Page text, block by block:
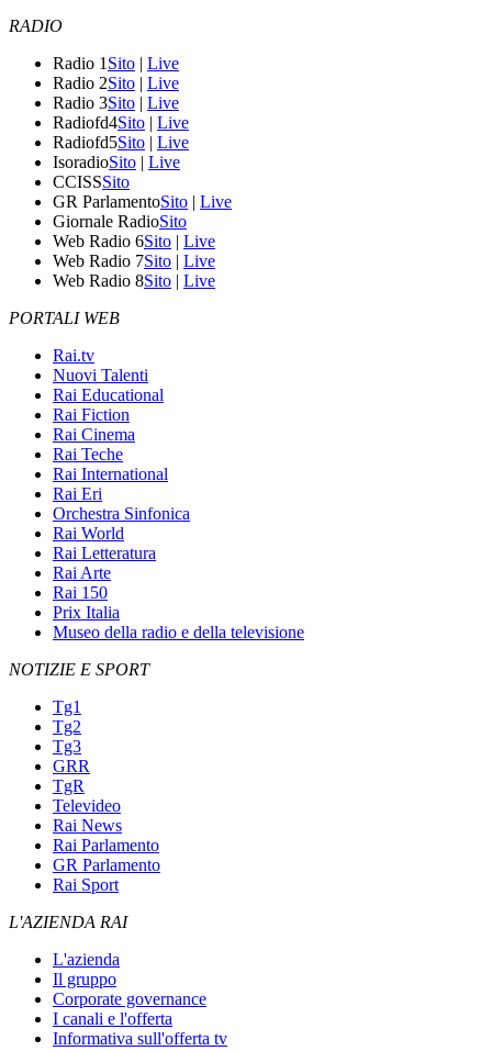
RADIO
Radio 1 Sito | Live
Radio 2Sito | Live
Radio 3Sito | Live
Radiofd4Sito | Live
Radiofd5Sito | Live
IsoradioSito | Live
CCISSSito
GR ParlamentoSito | Live
Giornale RadioSito
Web Radio 6Sito | Live
Web Radio 7Sito | Live
Web Radio 8Sito | Live
PORTALI WEB
Rai.tv
Nuovi Talenti
Rai Educational
Rai Fiction
Rai Cinema
Rai Teche
Rai International
Rai Eri
Orchestra Sinfonica
Rai World
Rai Letteratura
Rai Arte
Rai 150
Prix Italia
Museo della radio e della televisione
NOTIZIE E SPORT
Tg1
Tg2
Tg3
GRR
TgR
Televideo
Rai News
Rai Parlamento
GR Parlamento
Rai Sport
L'AZIENDA RAI
L'azienda
Il gruppo
Corporate governance
I canali e l'offerta
Informativa sull'offerta tv